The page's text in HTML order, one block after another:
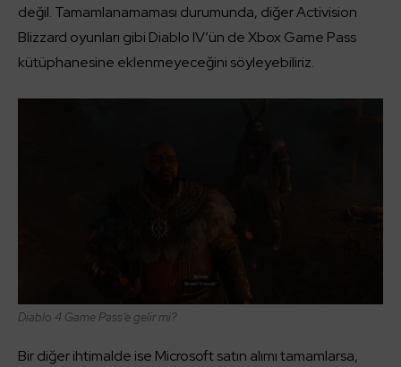
değil. Tamamlanamaması durumunda, diğer Activision
Blizzard oyunları gibi Diablo IV’ün de Xbox Game Pass
kütüphanesine eklenmeyeceğini söyleyebiliriz.
Diablo 4 Game Pass’e gelir mi?
Bir diğer ihtimalde ise Microsoft satın alımı tamamlarsa,